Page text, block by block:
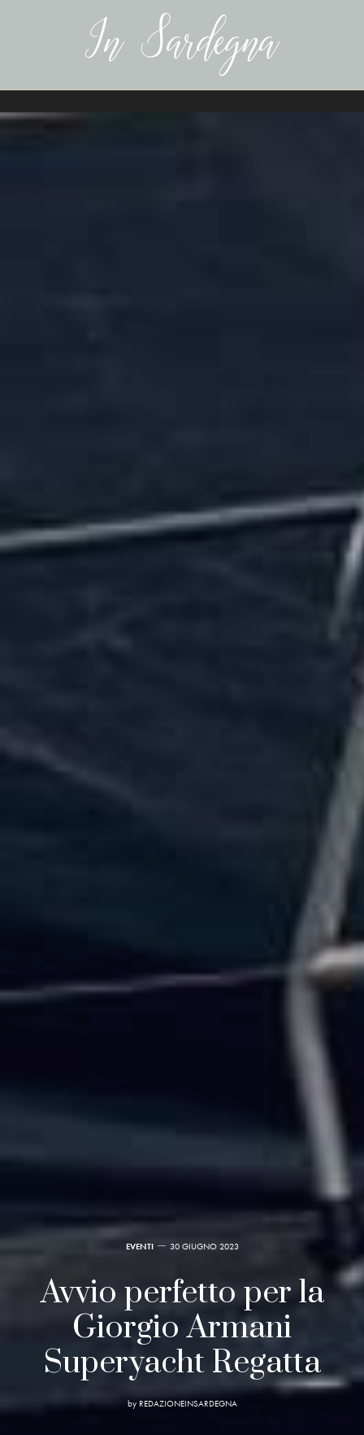
EVENTI 30 GIUGNO 2023
Avvio perfetto per la
Giorgio Armani
Superyacht Regatta
by REDAZIONEINSARDEGNA